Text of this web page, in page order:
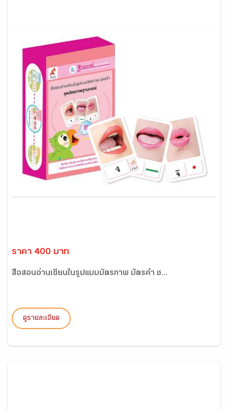
ราคา 400 บาท
สื่อสอนอ่านเขียนในรูปแบบบัตรภาพ บัตรคำ ช...
ดูรายละเอียด